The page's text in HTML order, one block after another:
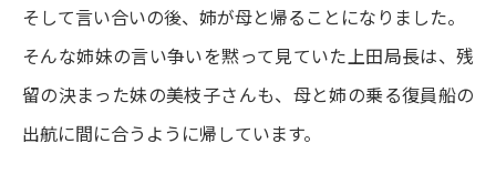
そして言い合いの後、姉が母と帰ることになりました。
そんな姉妹の言い争いを黙って見ていた上田局長は、残
留の決まった妹の美枝子さんも、母と姉の乗る復員船の
出航に間に合うように帰しています。